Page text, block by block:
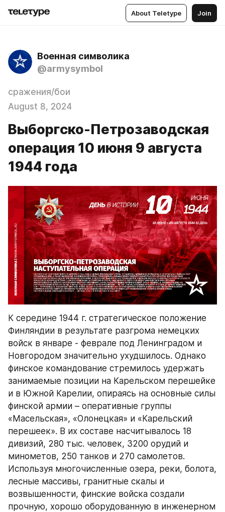
About Teletype Join
Военная символика
@armysymbol
сражения/бои
August 8, 2024
Выборгско-Петрозаводская
операция 10 июня 9 августа
1944 года
К середине 1944 г. стратегическое положение
Финляндии в результате разгрома немецких
войск в январе - феврале под Ленинградом и
Новгородом значительно ухудшилось. Однако
финское командование стремилось удержать
занимаемые позиции на Карельском перешейке
и в Южной Карелии, опираясь на основные силы
финской армии – оперативные группы
«Масельская», «Олонецкая» и «Карельский
перешеек». В их составе насчитывалось 18
дивизий, 280 тыс. человек, 3200 орудий и
минометов, 250 танков и 270 самолетов.
Используя многочисленные озера, реки, болота,
лесные массивы, гранитные скалы и
возвышенности, финские войска создали
прочную, хорошо оборудованную в инженерном